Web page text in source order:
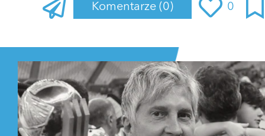
Komentarze (0) 0